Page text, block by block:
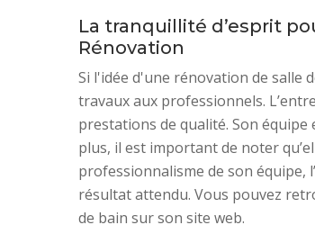
La tranquillité d’esprit
Rénovation
Si l'idée d'une rénovation de salle
travaux aux professionnels.
prestations de qualité. Son équipe
plus, il est important de noter
professionnalisme de son
résultat attendu. Vous pouvez
de bain sur son site web.